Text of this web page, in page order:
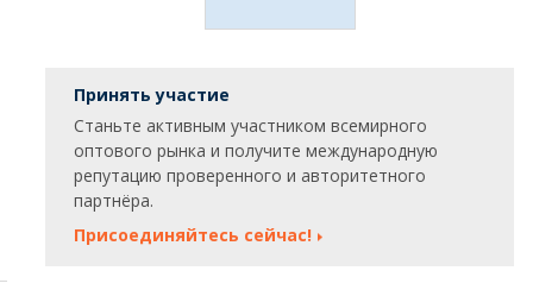
Принять участие
Станьте активным участником всемирного
оптового рынка и получите международную
репутацию проверенного и авторитетного
партнёра.
Присоединяйтесь сейчас!